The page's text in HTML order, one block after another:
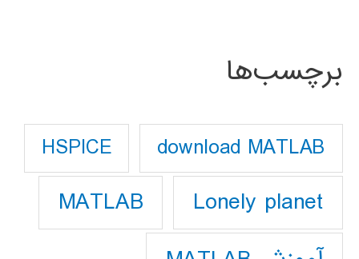
برچسب‌ها
download MATLAB
HSPICE
Lonely planet
MATLAB